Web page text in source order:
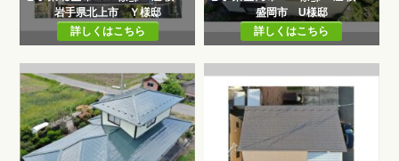
岩手県北上市 Ｙ様邸
詳しくはこちら
盛岡市 U様邸
詳しくはこちら